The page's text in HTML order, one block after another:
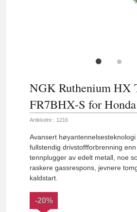
NGK Ruthenium HX
FR7BHX-S for Honda
Artikkelnr.: 1216
Avansert
fullstendig drivstoffforbrenning
tennplugger av edelt metall, noe
raskere gassrespons, jevnere
kaldstart.
-20%